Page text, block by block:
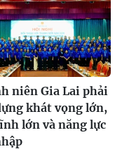
niên Gia Lai phải
khát vọng lớn,
lớn và năng lực